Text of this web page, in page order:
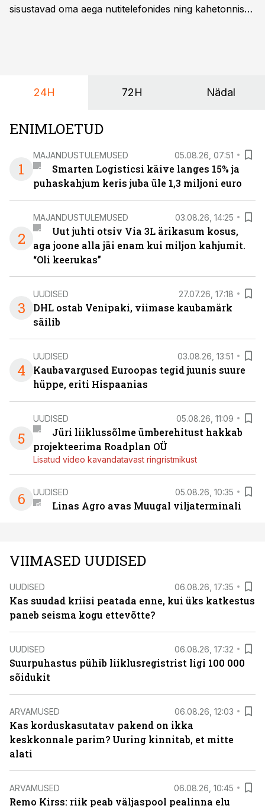
sisustavad oma aega nutitelefonides ning kahetonnises
24H 72H Nädal
ENIMLOETUD
1
MAJANDUSTULEMUSED 05.08.26, 07:51
Smarten Logisticsi käive langes 15% ja
puhaskahjum keris juba üle 1,3 miljoni euro
2
MAJANDUSTULEMUSED 03.08.26, 14:25
Uut juhti otsiv Via 3L ärikasum kosus,
aga joone alla jäi enam kui miljon kahjumit.
“Oli keerukas”
3
UUDISED 27.07.26, 17:18
DHL ostab Venipaki, viimase kaubamärk
säilib
4
UUDISED 03.08.26, 13:51
Kaubavargused Euroopas tegid juunis suure
hüppe, eriti Hispaanias
5
UUDISED 05.08.26, 11:09
Jüri liiklussõlme ümberehitust hakkab
projekteerima Roadplan OÜ
Lisatud video kavandatavast ringristmikust
6 UUDISED 05.08.26, 10:35
Linas Agro avas Muugal viljaterminali
VIIMASED UUDISED
UUDISED 06.08.26, 17:35
Kas suudad kriisi peatada enne, kui üks katkestus
paneb seisma kogu ettevõtte?
UUDISED 06.08.26, 17:32
Suurpuhastus pühib liiklusregistrist ligi 100 000
sõidukit
ARVAMUSED 06.08.26, 12:03
Kas korduskasutatav pakend on ikka
keskkonnale parim? Uuring kinnitab, et mitte
alati
ARVAMUSED 06.08.26, 10:45
Remo Kirss: riik peab väljaspool pealinna elu